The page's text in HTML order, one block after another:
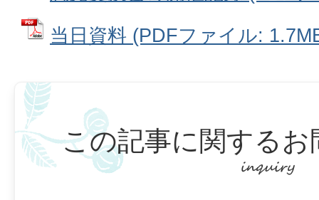
当日資料 (PDFファイル:
この記事に関するお